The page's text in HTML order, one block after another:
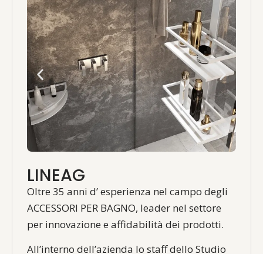
LINEAG
Oltre 35 anni d’ esperienza nel campo degli
ACCESSORI PER BAGNO, leader nel settore
per innovazione e affidabilità dei prodotti.
All’interno dell’azienda lo staff dello Studio